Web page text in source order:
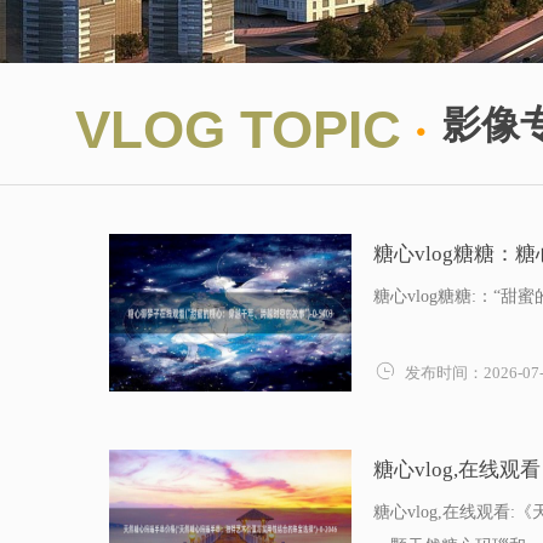
VLOG TOPIC · 影像
糖心vlog糖糖：
糖心vlog糖糖:：“甜
 发布时间：2026-
糖心vlog,在线观
糖心vlog,在线观看:《